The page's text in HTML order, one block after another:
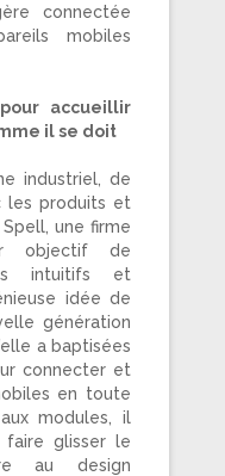
connectée
mobiles
accueillir
il se doit
industriel, de
les produits et
une firme
objectif de
intuitifs et
idée de
génération
a baptisées
connecter et
en toute
modules, il
faire glisser le
au design